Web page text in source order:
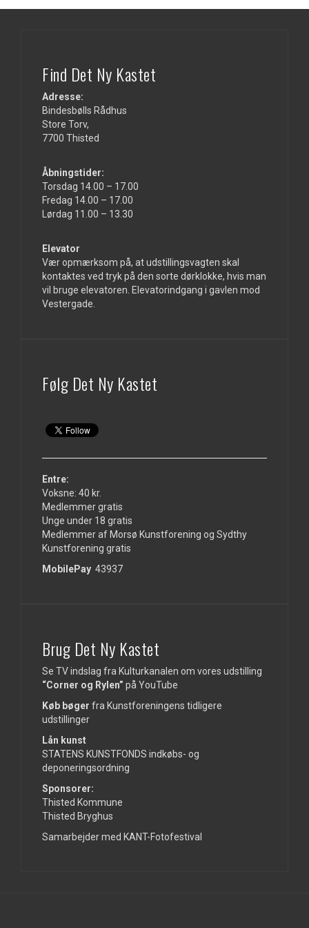
Find Det Ny Kastet
Adresse:
Bindesbølls Rådhus
Store Torv,
7700 Thisted
Åbningstider:
Torsdag 14.00 – 17.00
Fredag 14.00 – 17.00
Lørdag 11.00 – 13.30
Elevator
Vær opmærksom på, at udstillingsvagten skal
kontaktes ved tryk på den sorte dørklokke, hvis man
vil bruge elevatoren. Elevatorindgang i gavlen mod
Vestergade.
Følg Det Ny Kastet
Entre:
Voksne: 40 kr.
Medlemmer gratis
Unge under 18 gratis
Medlemmer af Morsø Kunstforening og Sydthy
Kunstforening gratis
MobilePay 43937
Brug Det Ny Kastet
Se TV indslag fra Kulturkanalen om vores udstilling
“Corner og Rylen” på YouTube
Køb bøger fra Kunstforeningens tidligere
udstillinger
Lån kunst
STATENS KUNSTFONDS indkøbs- og
deponeringsordning
Sponsorer:
Thisted Kommune
Thisted Bryghus
Samarbejder med KANT-Fotofestival